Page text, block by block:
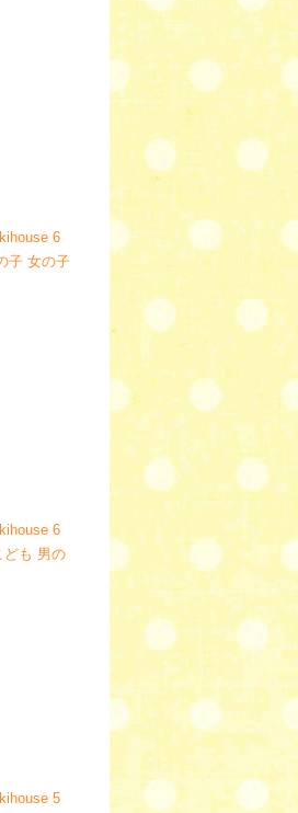
6
子 女の子
6
ども 男の
5